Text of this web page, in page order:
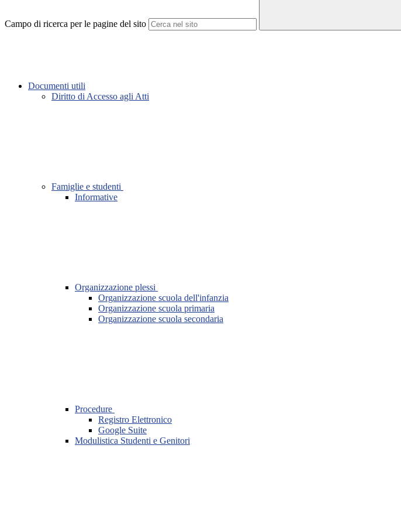
Campo di ricerca per le pagine del sito
Documenti utili
Diritto di Accesso agli Atti
Famiglie e studenti
Informative
Organizzazione plessi
Organizzazione scuola dell'infanzia
Organizzazione scuola primaria
Organizzazione scuola secondaria
Procedure
Registro Elettronico
Google Suite
Modulistica Studenti e Genitori